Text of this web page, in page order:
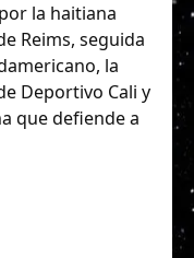
la haitiana
Reims, seguida
la
Deportivo Cali y
que defiende a